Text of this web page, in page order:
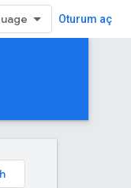
Oturum aç